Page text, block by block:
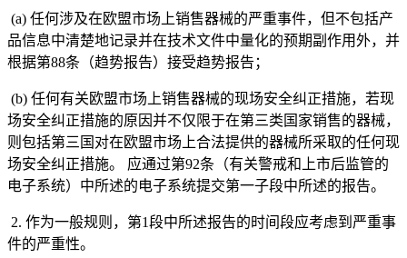
(a) 任何涉及在欧盟市场上销售器械的严重事件，但不包括产
品信息中清楚地记录并在技术文件中量化的预期副作用外，并
根据第88条（趋势报告）接受趋势报告；
(b) 任何有关欧盟市场上销售器械的现场安全纠正措施，若现
场安全纠正措施的原因并不仅限于在第三类国家销售的器械，
则包括第三国对在欧盟市场上合法提供的器械所采取的任何现
场安全纠正措施。 应通过第92条（有关警戒和上市后监管的
电子系统）中所述的电子系统提交第一子段中所述的报告。
2. 作为一般规则，第1段中所述报告的时间段应考虑到严重事
件的严重性。